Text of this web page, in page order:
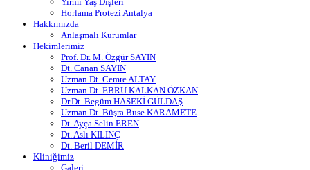
Horlama Protezi Antalya
Hakkımızda
Anlaşmalı Kurumlar
Hekimlerimiz
Prof. Dr. M. Özgür SAYIN
Dt. Canan SAYIN
Uzman Dt. Cemre ALTAY
Uzman Dt. EBRU KALKAN ÖZKAN
Dr.Dt. Begüm HASEKİ GÜLDAŞ
Uzman Dt. Büşra Buse KARAMETE
Dt. Ayça Selin EREN
Dt. Aslı KILINÇ
Dt. Beril DEMİR
Kliniğimiz
Galeri